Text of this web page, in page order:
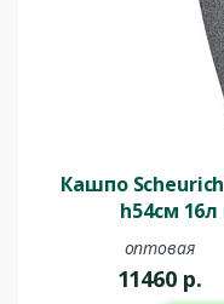
Кашпо
h54см
оптовая
11460 р.